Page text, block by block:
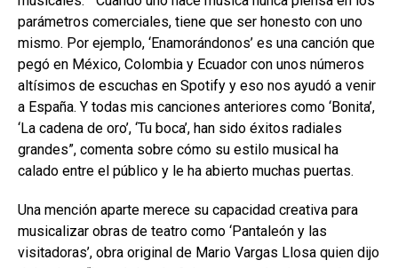
parámetros comerciales, tiene que ser honesto con uno
mismo. Por ejemplo, ‘Enamorándonos’ es una canción que
pegó en México, Colombia y Ecuador con unos números
altísimos de escuchas en Spotify y eso nos ayudó a venir
a España. Y todas mis canciones anteriores como ‘Bonita’,
‘La cadena de oro’, ‘Tu boca’, han sido éxitos radiales
grandes”, comenta sobre cómo su estilo musical ha
calado entre el público y le ha abierto muchas puertas.
Una mención aparte merece su capacidad creativa para
musicalizar obras de teatro como ‘Pantaleón y las
visitadoras’, obra original de Mario Vargas Llosa quien dijo